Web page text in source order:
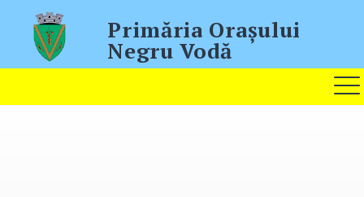
content
Primăria Oraşului
Negru Vodă